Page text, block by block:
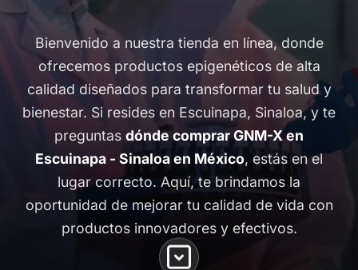
Bienvenido a nuestra tienda en línea, donde
ofrecemos productos epigenéticos de alta
calidad diseñados para transformar tu salud y
bienestar. Si resides en Escuinapa, Sinaloa, y te
preguntas dónde comprar GNM-X en
Escuinapa - Sinaloa en México, estás en el
lugar correcto. Aquí, te brindamos la
oportunidad de mejorar tu calidad de vida con
productos innovadores y efectivos.